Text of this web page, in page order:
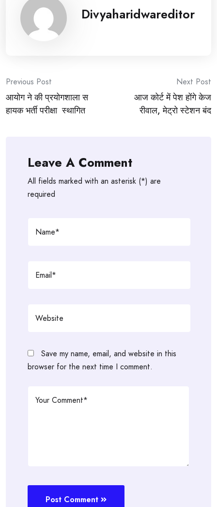
Divyaharidwareditor
Post
navigation
Previous Post
आयोग ने की प्रयोगशाला स
हायक भर्ती परीक्षा स्थागित
Next Post
आज कोर्ट में पेश होंगे केज
रीवाल, मेट्रो स्टेशन बंद
Leave A Comment
All fields marked with an asterisk (*) are
required
Save my name, email, and website in this
browser for the next time I comment.
Post Comment